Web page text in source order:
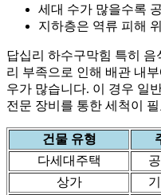
세대 수가 많을수록
지하층은 역류 피해
답십리 하수구막힘 특히
리 부족으로 인해 배관 내
우가 많습니다. 이 경우 일
전문 장비를 통한 세척이
건물 유형
다세대주택
상가